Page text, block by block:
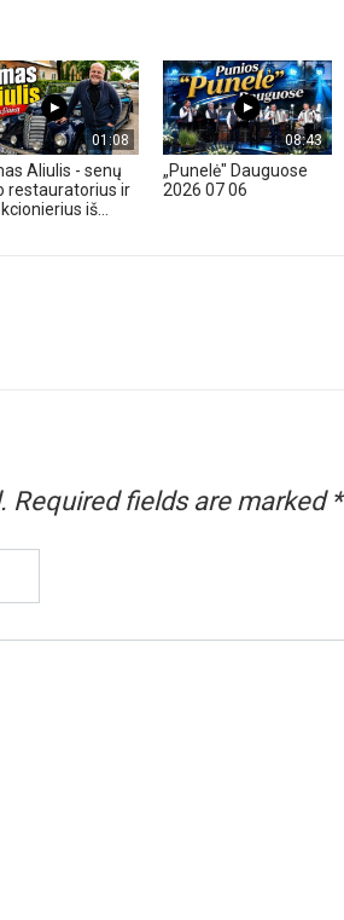
01:08
Aliulis - senų
restauratorius ir
iš...
08:43
„Punelė" Dauguose
2026 07 06
Required fields are marked *